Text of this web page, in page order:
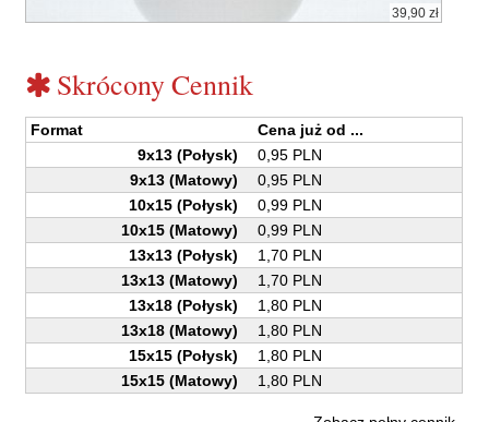
39,90 zł
Skrócony Cennik
Format
Cena już od ...
9x13 (Połysk)
0,95 PLN
9x13 (Matowy)
0,95 PLN
10x15 (Połysk)
0,99 PLN
10x15 (Matowy)
0,99 PLN
13x13 (Połysk)
1,70 PLN
13x13 (Matowy)
1,70 PLN
13x18 (Połysk)
1,80 PLN
13x18 (Matowy)
1,80 PLN
15x15 (Połysk)
1,80 PLN
15x15 (Matowy)
1,80 PLN